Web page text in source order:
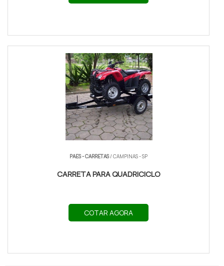
PAES - CARRETAS/ CAMPINAS - SP
CARRETA PARA QUADRICICLO
COTAR AGORA